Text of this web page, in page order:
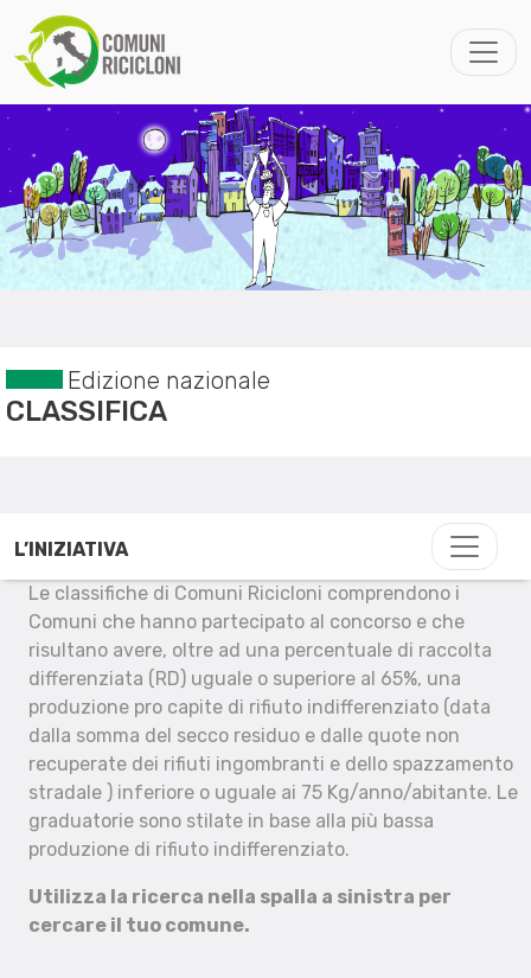
Edizione nazionale
CLASSIFICA
L’INIZIATIVA
Le classifiche di Comuni Ricicloni comprendono i
Comuni che hanno partecipato al concorso e che
risultano avere, oltre ad una percentuale di raccolta
differenziata (RD) uguale o superiore al 65%, una
produzione pro capite di rifiuto indifferenziato (data
dalla somma del secco residuo e dalle quote non
recuperate dei rifiuti ingombranti e dello spazzamento
stradale ) inferiore o uguale ai 75 Kg/anno/abitante. Le
graduatorie sono stilate in base alla più bassa
produzione di rifiuto indifferenziato.
Utilizza la ricerca nella spalla a sinistra per
cercare il tuo comune.